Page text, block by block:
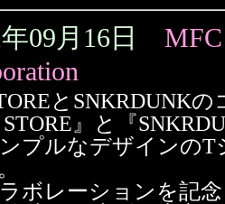
09月16日
とSNKRDUNK
STORE』と『
プルなデザインの
ボレーションを記